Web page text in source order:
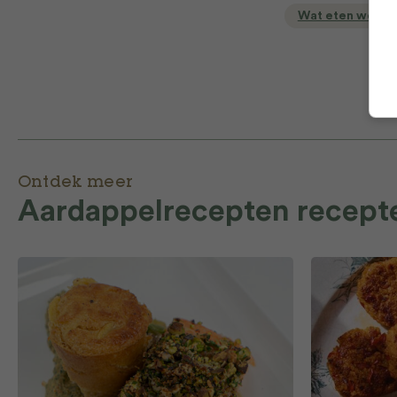
Wat eten we
Ontdek meer
Aardappelrecepten